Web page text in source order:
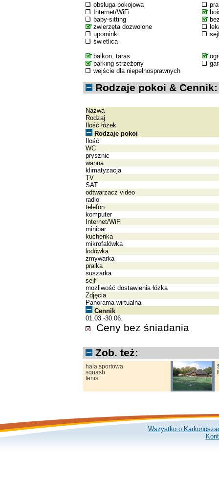
obsługa pokojowa
Internet/WiFi
baby-sitting
zwierzęta dozwolone
upominki
świetlica
balkon, taras
parking strzeżony
wejście dla niepełnosprawnych
Rodzaje pokoi & Cennik:
Nazwa
Rodzaj
Ilość łóżek
Rodzaje pokoi
Ilość
WC
prysznic
wanna
klimatyzacja
TV
SAT
odtwarzacz video
radio
telefon
komputer
Internet/WiFi
minibar
kuchenka
mikrofalówka
lodówka
zmywarka
pralka
suszarka
sejf
możliwość dostawienia łóżka
Zdjęcia
Panorama wirtualna
Cennik
01.03.-30.06.
Ceny bez śniadania
Zob. też:
hala sportowa
squash
tenis
Wszystko o